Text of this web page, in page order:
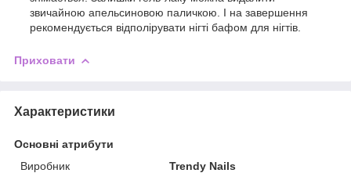
звичайною апельсиновою паличкою. І на завершення
рекомендується відполірувати нігті бафом для нігтів.
Приховати
Характеристики
Основні атрибути
Виробник
Trendy Nails